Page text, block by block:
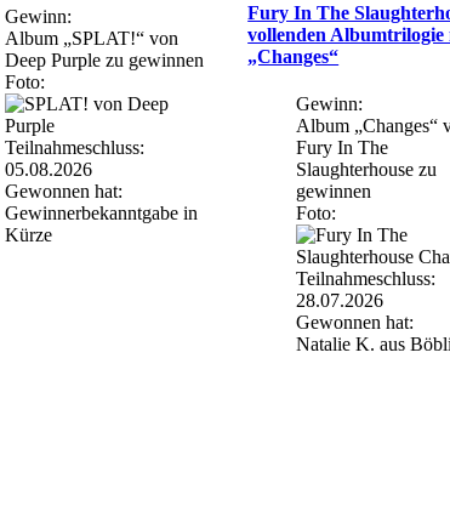
Gewinn:
Album „SPLAT!“ von
Deep Purple zu gewinnen
Foto:
Teilnahmeschluss:
05.08.2026
Gewonnen hat:
Gewinnerbekanntgabe in
Kürze
Fury In The
vollenden Albumtrilogie
„Changes“
Gewinn:
Album „Changes“
Fury In The
Slaughterhouse zu
gewinnen
Foto:
Teilnahmeschluss:
28.07.2026
Gewonnen hat:
Natalie K. aus